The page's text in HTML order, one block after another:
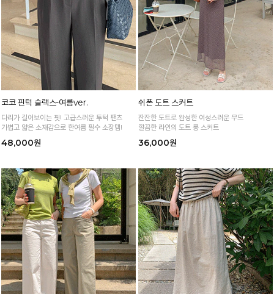
코코 핀턱 슬랙스-여름ver.
다리가 길어보이는 핏! 고급스러운 투턱 팬츠
가볍고 얇은 소재감으로 한여름 필수 소장템!
48,000원
쉬폰 도트 스커트
잔잔한 도트로 완성한 여성스러운 무드
깔끔한 라인의 도트 롱 스커트
36,000원